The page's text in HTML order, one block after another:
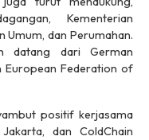
Kementerian
Umum, dan Perumahan.
datang dari German
European Federation of
positif kerjasama
dan ColdChain